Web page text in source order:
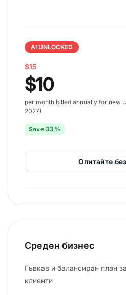
AI UNLOCKED
$15
$10
per month billed annually for new
2027)
Save 33%
Опитайте
Среден бизнес
Гъвкав и балансиран план
клиенти